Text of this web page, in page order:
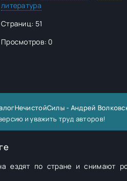
литература
Страниц: 51
Просмотров: 0
- Андрей
и уважить труд авторов!
ездят по стране и снимают